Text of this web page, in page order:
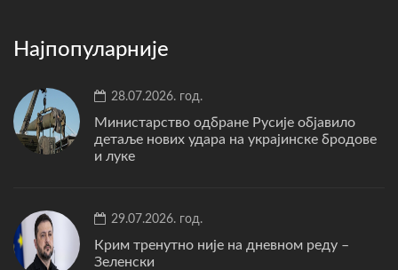
Најпопуларније
28.07.2026. год.
Министарство одбране Русије објавило
детаље нових удара на украјинске бродове
и луке
29.07.2026. год.
Крим тренутно није на дневном реду –
Зеленски